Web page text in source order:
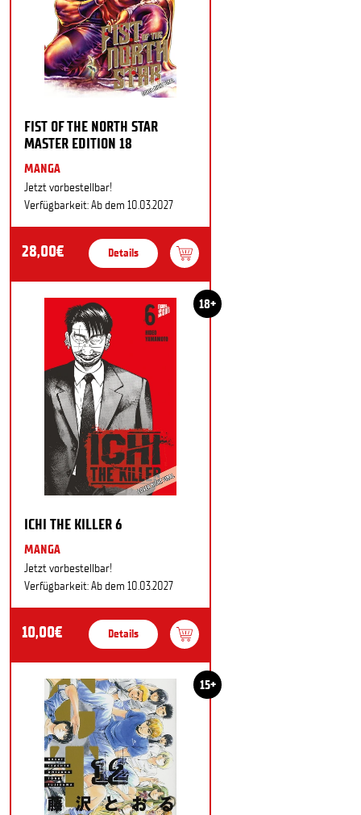
FIST OF THE NORTH STAR
MASTER EDITION 18
MANGA
Jetzt vorbestellbar!
Verfügbarkeit: Ab dem 10.03.2027
28,00€ Details
18+
ICHI THE KILLER 6
MANGA
Jetzt vorbestellbar!
Verfügbarkeit: Ab dem 10.03.2027
10,00€ Details
15+